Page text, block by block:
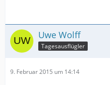
Uwe Wolff
Tagesausflügler
9. Februar 2015 um 14:14